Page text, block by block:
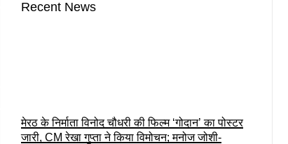
Recent News
मेरठ के निर्माता विनोद चौधरी की फिल्म ‘गोदान’ का पोस्टर
जारी, CM रेखा गुप्ता ने किया विमोचन; मनोज जोशी-